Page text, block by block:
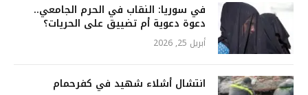
في سوريا: النقاب في الحرم الجامعي..
دعوة دعوية أم تضييق على الحريات؟
أبريل 25, 2026
انتشال أشلاء شهيد في كفرحمام